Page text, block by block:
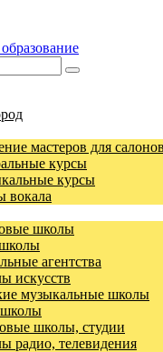
мастеров для
курсы
курсы
вокала
школы
агентства
искусств
музыкальные школы
школы, студии
радио, телевидения